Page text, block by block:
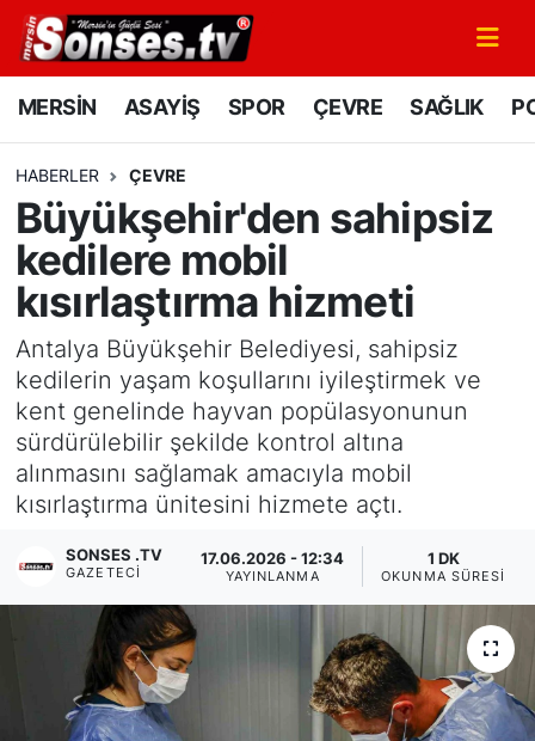
MERSİN ASAYİŞ SPOR ÇEVRE SAĞLIK
HABERLER ÇEVRE
Büyükşehir'den sahipsiz
kedilere mobil
kısırlaştırma hizmeti
Antalya Büyükşehir Belediyesi, sahipsiz
kedilerin yaşam koşullarını iyileştirmek ve
kent genelinde hayvan popülasyonunun
sürdürülebilir şekilde kontrol altına
alınmasını sağlamak amacıyla mobil
kısırlaştırma ünitesini hizmete açtı.
SONSES .TV
GAZETECI
17.06.2026 - 12:34
YAYINLANMA
1 DK
OKUNMA SÜRESI
MERSİN
SPOR
GÜNÜN MANŞETİ
DÜNYA
KÜLTÜR - SANAT
MAGAZİN
SAĞLIK
Siyaset
YEREL HABER
Haberde insan
Mersin Nöbetçi Eczaneler
Mersin Namaz Vakitleri
Mersin Trafik Yoğunluk Haritası
Süper Lig Puan Durumu ve Fikstür
Tüm Manşetler
Son Dakika Haberleri
Haber Arşivi